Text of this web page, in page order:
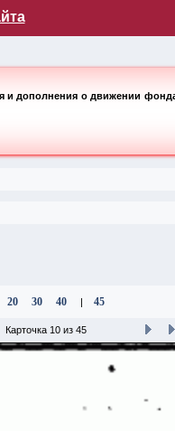
и дополнения о движении
20 30 40 | 45
Карточка 10 из 45